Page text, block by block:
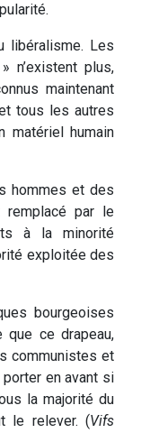
libéralisme. Les
n’existent plus,
maintenant
tous les autres
matériel humain
hommes et des
par le
à la minorité
exploitée des
bourgeoises
ce drapeau,
communistes et
en avant si
la majorité du
le relever. (Vifs